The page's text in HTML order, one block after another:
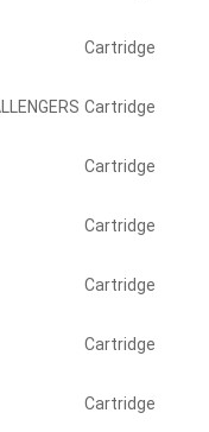
Cartridge
Cartridge
Cartridge
Cartridge
Cartridge
Cartridge
Cartridge